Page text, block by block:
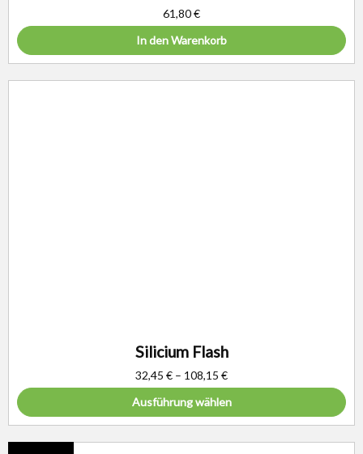
61,80€
In den Warenkorb
Silicium Flash
32,45 € – 108,15 €
Ausführung wählen